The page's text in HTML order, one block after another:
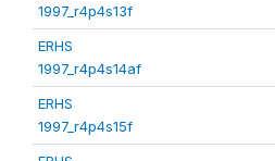
1997_r4p4s13f
ERHS
1997_r4p4s14af
ERHS
1997_r4p4s15f